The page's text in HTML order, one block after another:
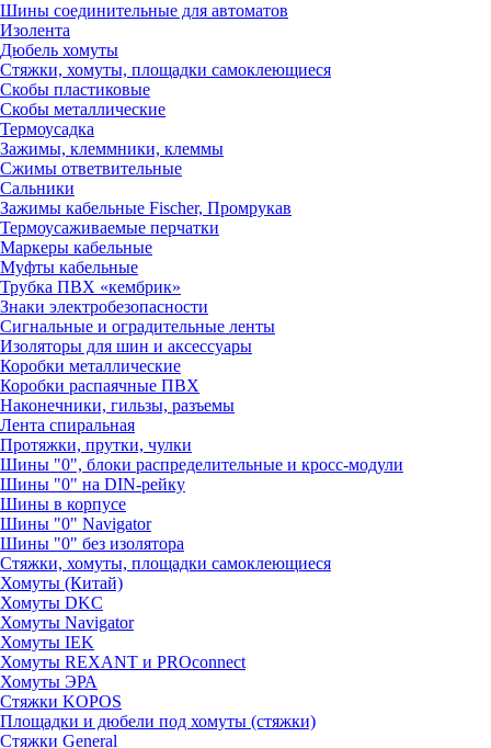
Шины соединительные для автоматов
Изолента
Дюбель хомуты
Стяжки, хомуты, площадки самоклеющиеся
Скобы пластиковые
Скобы металлические
Термоусадка
Зажимы, клеммники, клеммы
Сжимы ответвительные
Сальники
Зажимы кабельные Fischer, Промрукав
Термоусаживаемые перчатки
Маркеры кабельные
Муфты кабельные
Трубка ПВХ «кембрик»
Знаки электробезопасности
Сигнальные и оградительные ленты
Изоляторы для шин и аксессуары
Коробки металлические
Коробки распаячные ПВХ
Наконечники, гильзы, разъемы
Лента спиральная
Протяжки, прутки, чулки
Шины "0", блоки распределительные и кросс-модули
Шины "0" на DIN-рейку
Шины в корпусе
Шины "0" Navigator
Шины "0" без изолятора
Стяжки, хомуты, площадки самоклеющиеся
Хомуты (Китай)
Хомуты DKC
Хомуты Navigator
Хомуты IEK
Хомуты REXANT и PROconnect
Хомуты ЭРА
Стяжки KOPOS
Площадки и дюбели под хомуты (стяжки)
Стяжки General